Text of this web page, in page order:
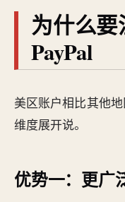
为什么
PayPal
美区账户相比其他
维度展开说。
优势一：更广